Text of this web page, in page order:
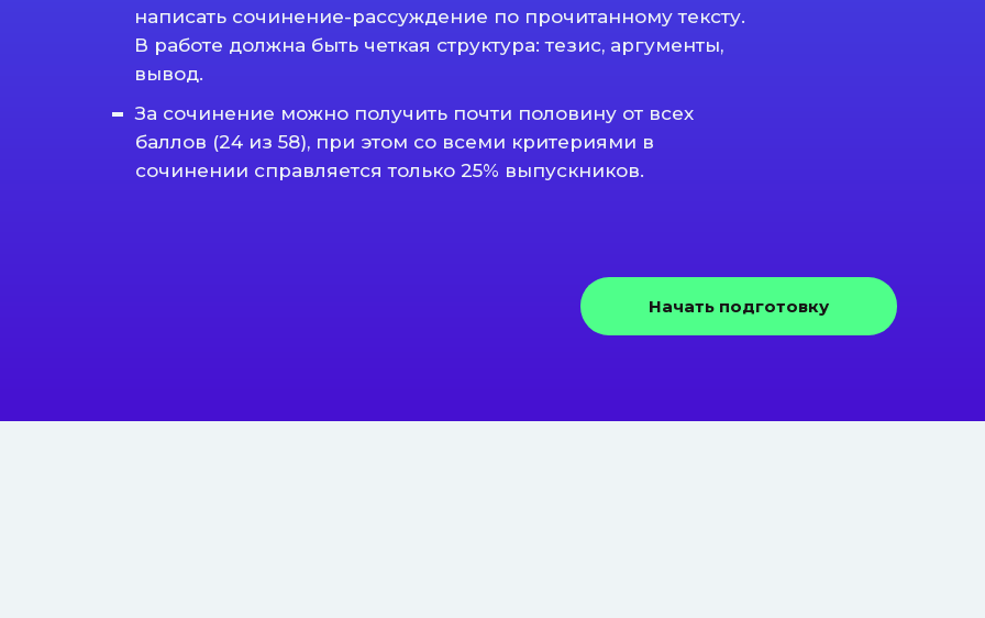
Начать подготовку
За сочинение можно получить почти половину от всех
баллов (24 из 58), при этом со всеми критериями в
сочинении справляется только 25% выпускников.
написать сочинение-рассуждение по прочитанному тексту.
В работе должна быть четкая структура: тезис, аргументы,
вывод.